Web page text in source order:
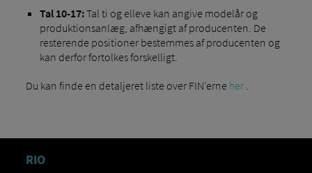
Tal 10-17:Tal ti og elleve kan angive modelår og
produktionsanlæg, afhængigt af producenten. De
resterende positioner bestemmes af producenten og
kan derfor fortolkes forskelligt.
Du kan finde en detaljeret liste over FIN'erne her.
RIO